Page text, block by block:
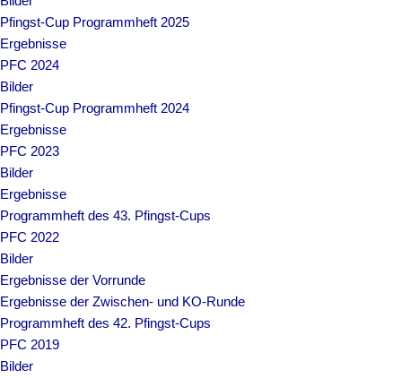
Pfingst-Cup Programmheft 2025
Ergebnisse
PFC 2024
Bilder
Pfingst-Cup Programmheft 2024
Ergebnisse
PFC 2023
Bilder
Ergebnisse
Programmheft des 43. Pfingst-Cups
PFC 2022
Bilder
Ergebnisse der Vorrunde
Ergebnisse der Zwischen- und KO-Runde
Programmheft des 42. Pfingst-Cups
PFC 2019
Bilder